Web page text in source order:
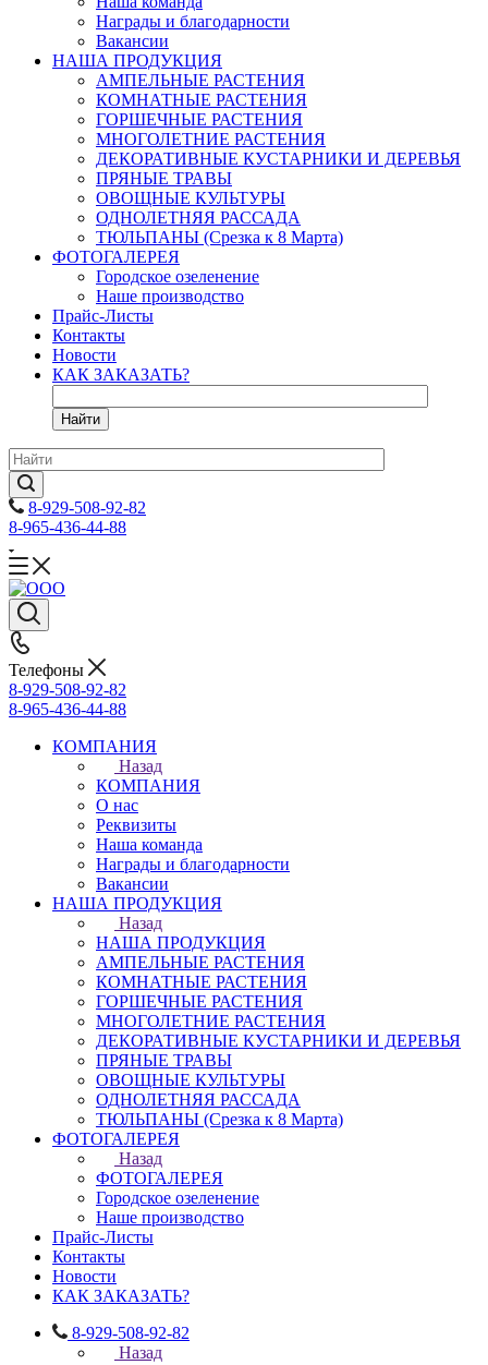
Награды и благодарности
Вакансии
НАША ПРОДУКЦИЯ
АМПЕЛЬНЫЕ РАСТЕНИЯ
КОМНАТНЫЕ РАСТЕНИЯ
ГОРШЕЧНЫЕ РАСТЕНИЯ
МНОГОЛЕТНИЕ РАСТЕНИЯ
ДЕКОРАТИВНЫЕ КУСТАРНИКИ И ДЕРЕВЬЯ
ПРЯНЫЕ ТРАВЫ
ОВОЩНЫЕ КУЛЬТУРЫ
ОДНОЛЕТНЯЯ РАССАДА
ТЮЛЬПАНЫ (Срезка к 8 Марта)
ФОТОГАЛЕРЕЯ
Городское озеленение
Наше производство
Прайс-Листы
Контакты
Новости
КАК ЗАКАЗАТЬ?
Найти
8-929-508-92-82
8-965-436-44-88
Телефоны
8-929-508-92-82
8-965-436-44-88
КОМПАНИЯ
Назад
КОМПАНИЯ
О нас
Реквизиты
Наша команда
Награды и благодарности
Вакансии
НАША ПРОДУКЦИЯ
Назад
НАША ПРОДУКЦИЯ
АМПЕЛЬНЫЕ РАСТЕНИЯ
КОМНАТНЫЕ РАСТЕНИЯ
ГОРШЕЧНЫЕ РАСТЕНИЯ
МНОГОЛЕТНИЕ РАСТЕНИЯ
ДЕКОРАТИВНЫЕ КУСТАРНИКИ И ДЕРЕВЬЯ
ПРЯНЫЕ ТРАВЫ
ОВОЩНЫЕ КУЛЬТУРЫ
ОДНОЛЕТНЯЯ РАССАДА
ТЮЛЬПАНЫ (Срезка к 8 Марта)
ФОТОГАЛЕРЕЯ
Назад
ФОТОГАЛЕРЕЯ
Городское озеленение
Наше производство
Прайс-Листы
Контакты
Новости
КАК ЗАКАЗАТЬ?
8-929-508-92-82
Назад